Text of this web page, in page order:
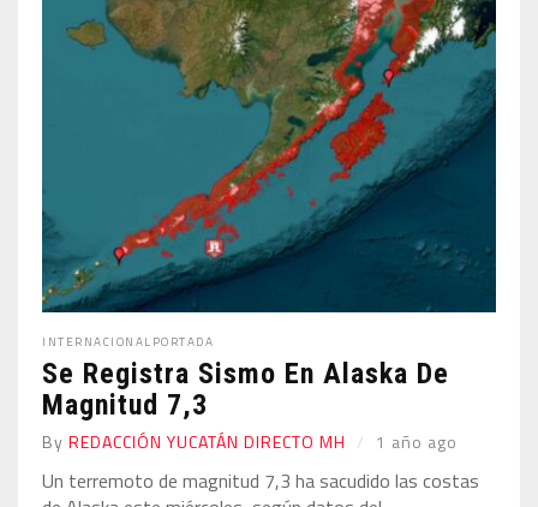
INTERNACIONAL PORTADA
Se Registra Sismo En Alaska De
Magnitud 7,3
By REDACCIÓN YUCATÁN DIRECTO MH 1 año ago
Un terremoto de magnitud 7,3 ha sacudido las costas